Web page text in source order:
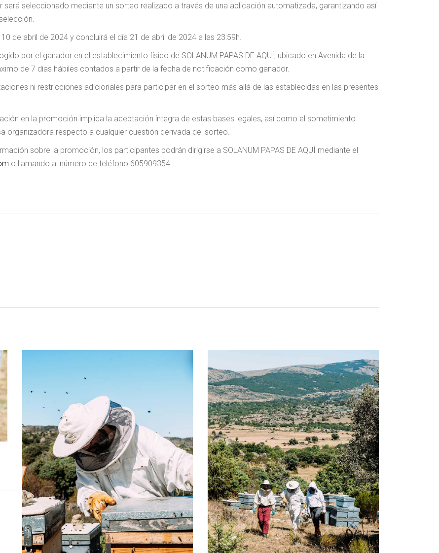
será seleccionado mediante un sorteo realizado a través de una aplicación automatizada, garantizando así
de abril de 2024 y concluirá el día 21 de abril de 2024 a las 23:59h.
por el ganador en el establecimiento físico de SOLANUM PAPAS DE AQUÍ, ubicado en Avenida de la
de 7 días hábiles contados a partir de la fecha de notificación como ganador.
ni restricciones adicionales para participar en el sorteo más allá de las establecidas en las presentes
en la promoción implica la aceptación íntegra de estas bases legales, así como el sometimiento
organizadora respecto a cualquier cuestión derivada del sorteo.
sobre la promoción, los participantes podrán dirigirse a SOLANUM PAPAS DE AQUÍ mediante el
o llamando al número de teléfono 605909354.